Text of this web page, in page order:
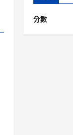
分數